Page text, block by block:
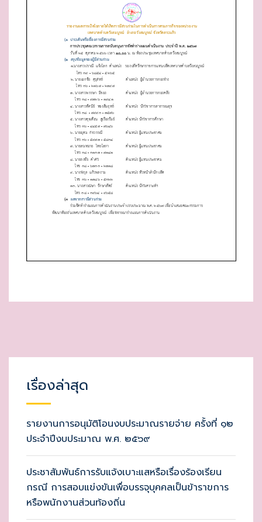
เรื่องล่าสุด
รายงานการอนุมัติโอนงบประมาณรายจ่าย ครั้งที่ ๑๒
ประจำปีงบประมาณ พ.ศ. ๒๕๖๙
ประชาสัมพันธ์การรับแจ้งเบาะแสหรือเรื่องร้องเรียน
กรณี การสอบแข่งขันเพื่อบรรจุบุคคลเป็นข้าราขการ
หรือพนักงานส่วนท้องถิ่น